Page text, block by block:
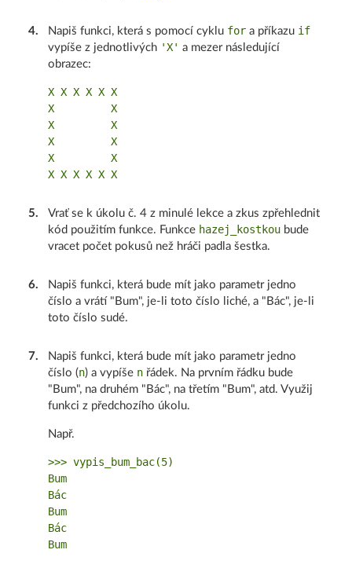
4. Napiš funkci, která s pomocí cyklu for a příkazu if
vypíše z jednotlivých 'X' a mezer následující
obrazec:
X X X X X X
X         X
X         X
X         X
X         X
5.
Vrať se k úkolu č. 4 z minulé lekce a zkus zpřehlednit
kód použitím funkce. Funkce hazej_kostkou bude
vracet počet pokusů než hráči padla šestka.
6.
Napiš funkci, která bude mít jako parametr jedno
číslo a vrátí "Bum", je-li toto číslo liché, a "Bác", je-li
toto číslo sudé.
7.
Napiš funkci, která bude mít jako parametr jedno
číslo (n) a vypíše n řádek. Na prvním řádku bude
"Bum", na druhém "Bác", na třetím "Bum", atd. Využij
funkci z předchozího úkolu.
Např.
>>> vypis_bum_bac(5)
Bum
Bác
Bum
Bác